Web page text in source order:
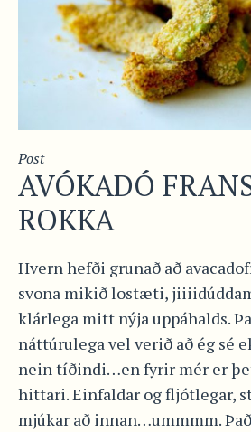
Post
AVÓKADÓ
ROKKA
Hvern hefði grunað að
svona mikið lostæti,
klárlega mitt nýja uppáhalds.
náttúrulega vel verið að ég sé
nein tíðindi…en fyrir mér er
hittari. Einfaldar og fljótlegar,
mjúkar að innan…ummmm.